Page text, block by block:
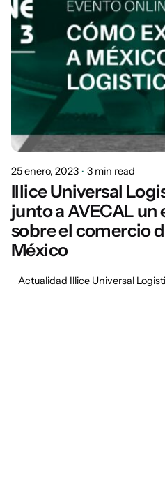
25 enero, 2023 3 min read
Illice Universal
junto a AVECAL
sobre el comercio
México
Actualidad Illice Universal